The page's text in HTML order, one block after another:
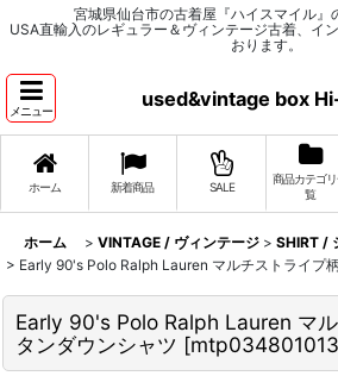
宮城県仙台市の古着屋『ハイスマイル』
USA直輸入のレギュラー＆ヴィンテージ古着、イ
おります。
メニュー
used&vintage box
ホーム 新着商品 SALE
商品カテゴ
覧
ホーム > VINTAGE / ヴィンテージ > SHIRT /
> Early 90's Polo Ralph Lauren マルチストライプ
Early 90's Polo Ralph Lauren マ
タンダウンシャツ [